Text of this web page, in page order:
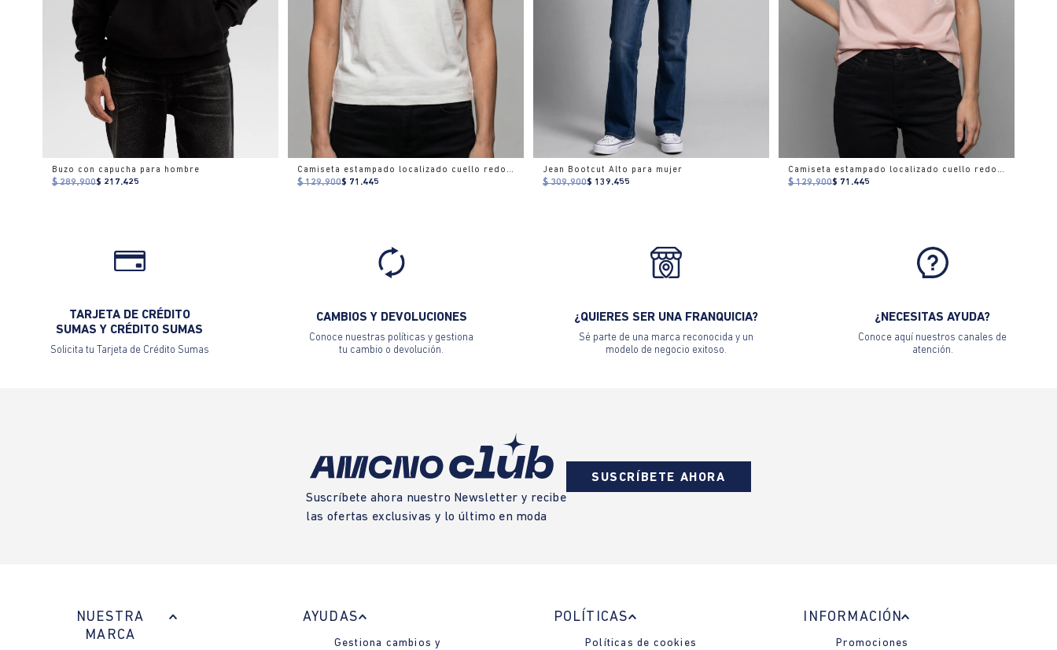
Buzo con capucha para hombre
$ 289.900$ 217.425
Camiseta estampado localizado cuello redondo para mujer
$ 129.900$ 71.445
Jean Bootcut Alto para mujer
$ 309.900$ 139.455
Camiseta estampado localizado cuello redondo para mujer
$ 129.900$ 71.445
TARJETA DE CRÉDITO
SUMAS Y CRÉDITO SUMAS
Solicita tu Tarjeta de Crédito Sumas
CAMBIOS Y DEVOLUCIONES
Conoce nuestras políticas y gestiona
tu cambio o devolución.
¿QUIERES SER UNA FRANQUICIA?
Sé parte de una marca reconocida y un
modelo de negocio exitoso.
¿NECESITAS AYUDA?
Conoce aquí nuestros canales de
atención.
Suscríbete ahora nuestro Newsletter y recibe
las ofertas exclusivas y lo último en moda
SUSCRÍBETE AHORA
NUESTRA
MARCA
AYUDAS
Gestiona cambios y
POLÍTICAS
Políticas de cookies
INFORMACIÓN
Promociones